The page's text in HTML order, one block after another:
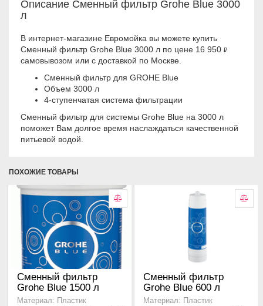
Описание Сменный фильтр Grohe Blue 3000
л
В интернет-магазине Евромойка вы можете купить
Сменный фильтр Grohe Blue 3000 л по цене 16 950 ₽
самовывозом или с доставкой по Москве.
Сменный фильтр для GROHE Blue
Объем 3000 л
4-ступенчатая система фильтрации
Сменный фильтр для системы Grohe Blue на 3000 л
поможет Вам долгое время наслаждаться качественной
питьевой водой.
ПОХОЖИЕ ТОВАРЫ
Сменный фильтр
Grohe Blue 1500 л
Материал: Пластик
Сменный фильтр
Grohe Blue 600 л
Материал: Пластик